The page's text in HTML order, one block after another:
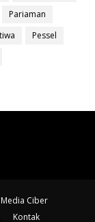
Pariaman
Pessel
Ciber
Kontak